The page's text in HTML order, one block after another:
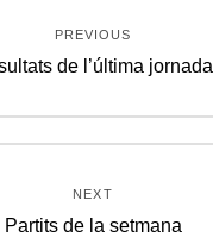
PREVIOUS
de l’última jornada
NEXT
Next
Partits de la setmana